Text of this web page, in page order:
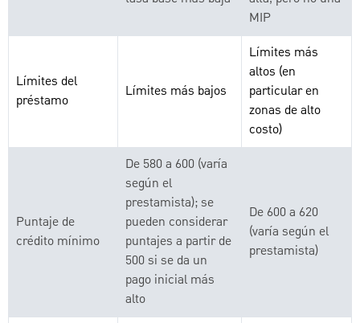
MIP
Límites del
préstamo
Límites más bajos
Límites más
altos (en
particular en
zonas de alto
costo)
Puntaje de
crédito mínimo
De 580 a 600 (varía
según el
prestamista); se
pueden considerar
puntajes a partir de
500 si se da un
pago inicial más
alto
De 600 a 620
(varía según el
prestamista)